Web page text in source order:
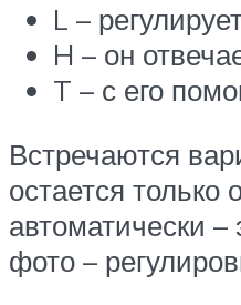
L –
H – он
T – с его
Встречаются
остается только
автоматически –
фото –